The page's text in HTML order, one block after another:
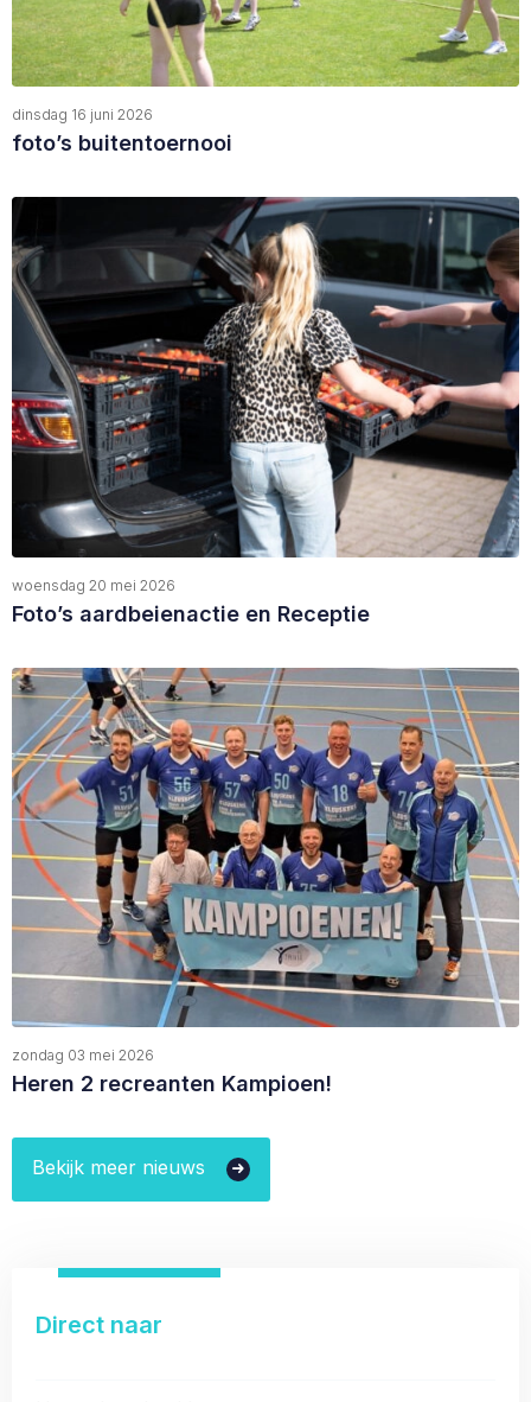
dinsdag 16 juni 2026
foto’s buitentoernooi
woensdag 20 mei 2026
Foto’s aardbeienactie en Receptie
zondag 03 mei 2026
Heren 2 recreanten Kampioen!
Bekijk meer nieuws
Direct naar